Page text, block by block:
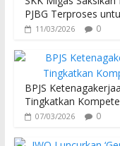
PJBG Terproses
11/03/2026 0
BPJS
Tingkatkan
07/03/2026 0